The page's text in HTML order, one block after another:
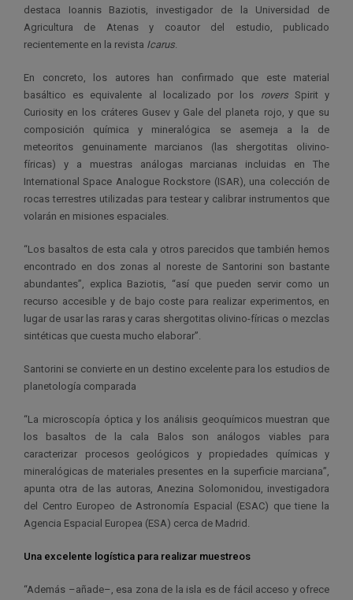
destaca Ioannis Baziotis, investigador de la Universidad de
Agricultura de Atenas y coautor del estudio, publicado
recientemente en la revista Icarus.
En concreto, los autores han confirmado que este material
basáltico es equivalente al localizado por los rovers Spirit y
Curiosity en los cráteres Gusev y Gale del planeta rojo, y que su
composición química y mineralógica se asemeja a la de
meteoritos genuinamente marcianos (las shergotitas olivino-
fíricas) y a muestras análogas marcianas incluidas en The
International Space Analogue Rockstore (ISAR), una colección de
rocas terrestres utilizadas para testear y calibrar instrumentos que
volarán en misiones espaciales.
“Los basaltos de esta cala y otros parecidos que también hemos
encontrado en dos zonas al noreste de Santorini son bastante
abundantes”, explica Baziotis, “así que pueden servir como un
recurso accesible y de bajo coste para realizar experimentos, en
lugar de usar las raras y caras shergotitas olivino-fíricas o mezclas
sintéticas que cuesta mucho elaborar”.
Santorini se convierte en un destino excelente para los estudios de
planetología comparada
“La microscopía óptica y los análisis geoquímicos muestran que
los basaltos de la cala Balos son análogos viables para
caracterizar procesos geológicos y propiedades químicas y
mineralógicas de materiales presentes en la superficie marciana”,
apunta otra de las autoras, Anezina Solomonidou, investigadora
del Centro Europeo de Astronomía Espacial (ESAC) que tiene la
Agencia Espacial Europea (ESA) cerca de Madrid.
Una excelente logística para realizar muestreos
“Además –añade–, esa zona de la isla es de fácil acceso y ofrece